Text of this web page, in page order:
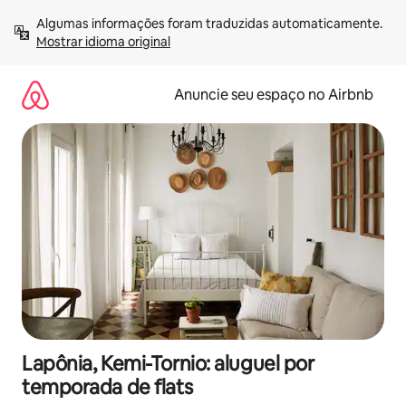
para
Mostrar idioma original
Anuncie seu espaço no Airbnb
Lapônia, Kemi-Tornio: aluguel por
temporada de flats